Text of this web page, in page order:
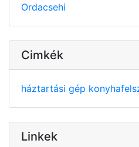
Ordacsehi
Cimkék
háztartási gép
Linkek